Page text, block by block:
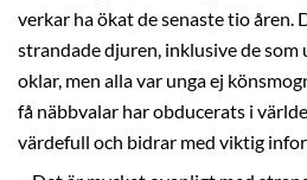
verkar ha ökat de senaste tio åren.
strandade djuren, inklusive de som
oklar, men alla var unga ej
få näbbvalar har obducerats i
värdefull och bidrar med viktig